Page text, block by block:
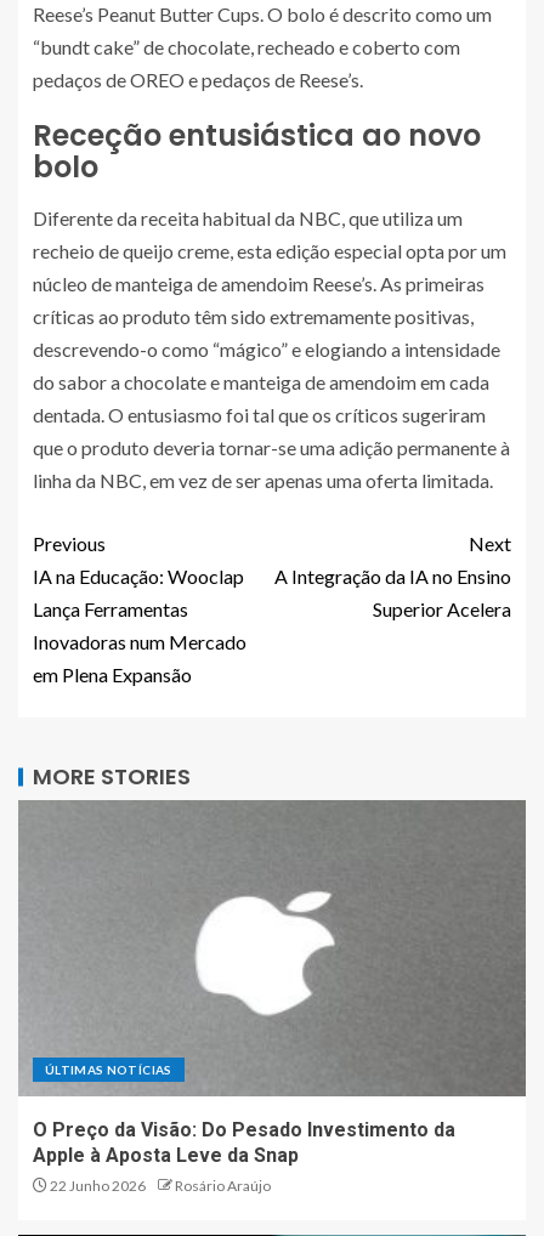
Reese’s Peanut Butter Cups. O bolo é descrito como um
“bundt cake” de chocolate, recheado e coberto com
pedaços de OREO e pedaços de Reese’s.
Receção entusiástica ao novo
bolo
Diferente da receita habitual da NBC, que utiliza um
recheio de queijo creme, esta edição especial opta por um
núcleo de manteiga de amendoim Reese’s. As primeiras
críticas ao produto têm sido extremamente positivas,
descrevendo-o como “mágico” e elogiando a intensidade
do sabor a chocolate e manteiga de amendoim em cada
dentada. O entusiasmo foi tal que os críticos sugeriram
que o produto deveria tornar-se uma adição permanente à
linha da NBC, em vez de ser apenas uma oferta limitada.
Previous
IA na Educação: Wooclap
Lança Ferramentas
Inovadoras num Mercado
em Plena Expansão
Next
A Integração da IA no Ensino
Superior Acelera
MORE STORIES
ÚLTIMAS NOTÍCIAS
O Preço da Visão: Do Pesado Investimento da
Apple à Aposta Leve da Snap
22 Junho 2026 Rosário Araújo